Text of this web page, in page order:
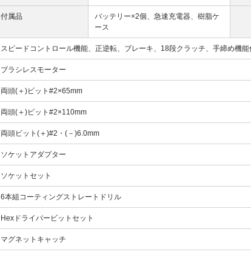
付属品
バッテリー×2個、急速充電器、樹脂ケ
ース
スピードコントロール機能、正逆転、ブレーキ、18段クラッチ、手締め機能
ブラシレスモーター
両頭(＋)ビット#2×65mm
両頭(＋)ビット#2×110mm
両頭ビット(＋)#2・(－)6.0mm
ソケットアダプター
ソケットセット
6本組コーティングストレートドリル
Hexドライバービットセット
マグネットキャッチ